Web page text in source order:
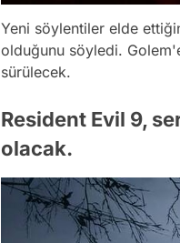
Yeni söylentiler elde
olduğunu söyledi.
sürülecek.
Resident Evil 9,
olacak.